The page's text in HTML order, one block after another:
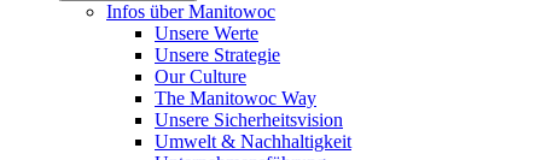
Infos über Manitowoc
Unsere Werte
Unsere Strategie
Our Culture
The Manitowoc Way
Unsere Sicherheitsvision
Umwelt & Nachhaltigkeit